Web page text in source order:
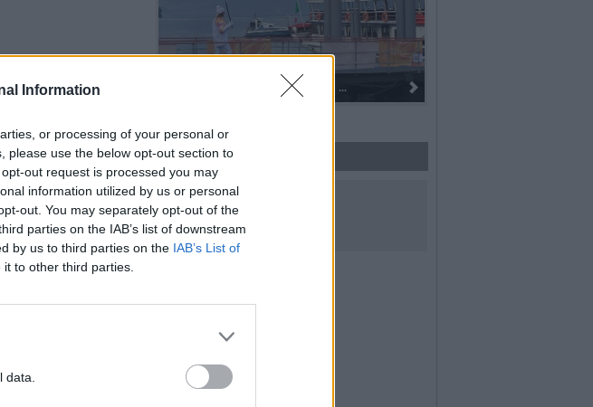
Information
or processing of your personal or
please use the below opt-out section to
out request is processed you may
information utilized by us or personal
out. You may separately opt-out of the
parties on the IAB’s list of downstream
by us to third parties on the IAB’s List of
to other third parties.
Dall’oro alla fiaccola: ...
SEGUICI SUI SOCIAL